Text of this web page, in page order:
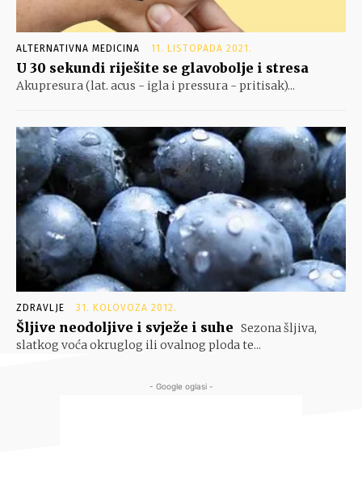
ALTERNATIVNA MEDICINA 11. LISTOPADA 2021.
U 30 sekundi riješite se glavobolje i stresa
Akupresura (lat. acus - igla i pressura - pritisak)...
ZDRAVLJE 31. KOLOVOZA 2012.
Šljive neodoljive i svježe i suhe Sezona šljiva,
slatkog voća okruglog ili ovalnog ploda te...
- Google oglasi -